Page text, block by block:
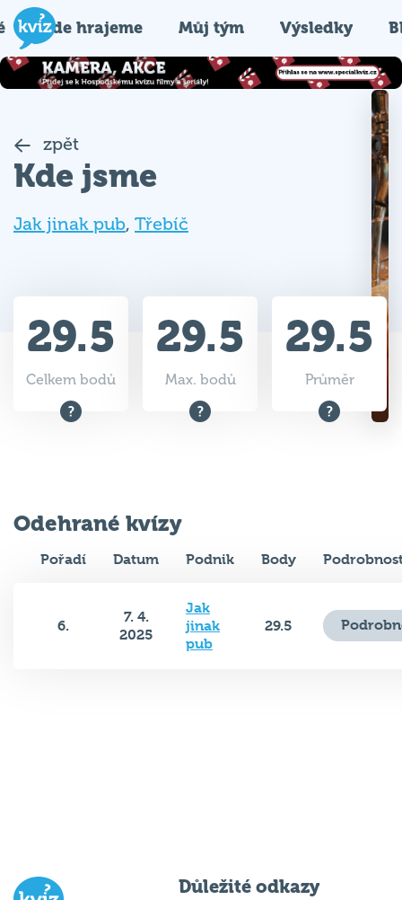
Kde hrajeme Můj tým Výsledky
zpět
Kde jsme
Jak jinak pub, Třebíč
29.5
Celkem bodů
29.5
Max. bodů
29.5
Průměr
Odehrané kvízy
Pořadí Datum Podnik Body
6.
7. 4.
2025
Jak
jinak
pub
29.5
Důležité odkazy